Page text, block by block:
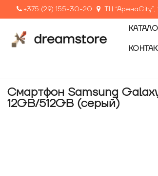
+375 (29) 155-30-20 ТЦ
Смартфон Samsung
12GB/512GB (серый)